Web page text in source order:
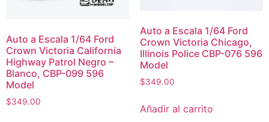
Auto a Escala 1/64 Ford
Crown Victoria California
Highway Patrol Negro –
Blanco, CBP-099 596
Model
$349.00
Auto a Escala 1/64 Ford
Crown Victoria Chicago,
Illinois Police CBP-076 596
Model
$349.00
Añadir al carrito